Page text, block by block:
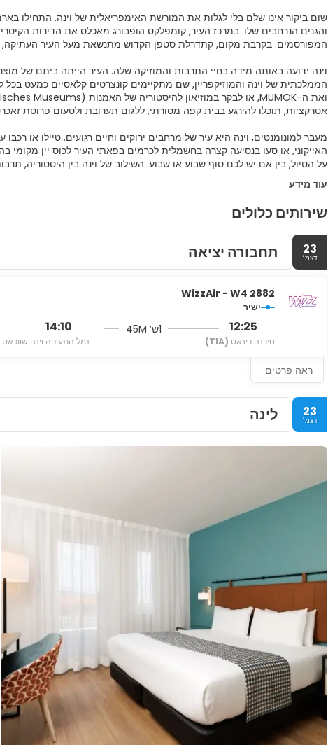
שום ביקור אינו שלם בלי לגלות את המורשת האימפריאלית של וינה. התחילו
והגנים הנרחבים שלו. במרכז העיר, קומפלקס הופבורג מאכלס את הדירות
וינה ידועה באותה מידה בחיי התרבות והמוזיקה שלה. העיר הייתה ביתם של
הממלכתית של וינה והמוזיקפריין, שם מתקיימים קונצרטים קלאסיים כמעט בכל
מעבר למונומנטים, וינה היא עיר של מרחבים ירוקים וחיים רגועים. טיילו או
האייקוני, או סעו בנסיעה קצרה בחשמלית לכרמים בפאתי העיר לכוס יין מקומי
על הטיול, בין אם יש לכם סוף שבוע או שבוע. השילוב של וינה בין היסטוריה,
עוד מידע
שירותים כלולים
23
דצמ׳ תחבורה יציאה
WizzAir - W4 2882
ישיר
12:25
טירנה רינאס (TIA)
1ש’ 45M 14:10
נמל התעופה וינה שווכאט
ראה פרטים
23
דצמ׳ לינה